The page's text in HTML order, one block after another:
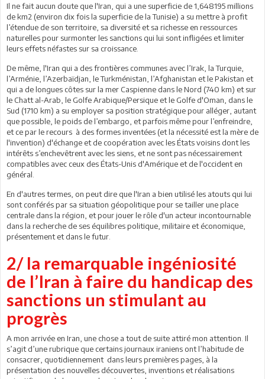
Il ne fait aucun doute que l'Iran, qui a une superficie de 1,648195 millions
de km2 (environ dix fois la superficie de la Tunisie) a su mettre à profit
l’étendue de son territoire, sa diversité et sa richesse en ressources
naturelles pour surmonter les sanctions qui lui sont infligées et limiter
leurs effets néfastes sur sa croissance.
De même, l'Iran qui a des frontières communes avec l’Irak, la Turquie,
l’Arménie, l’Azerbaïdjan, le Turkménistan, l’Afghanistan et le Pakistan et
qui a de longues côtes sur la mer Caspienne dans le Nord (740 km) et sur
le Chatt al-Arab, le Golfe Arabique/Persique et le Golfe d'Oman, dans le
Sud (1710 km) a su employer sa position stratégique pour alléger, autant
que possible, le poids de l’embargo, et parfois même pour l’enfreindre,
et ce par le recours à des formes inventées (et la nécessité est la mère de
l'invention) d'échange et de coopération avec les États voisins dont les
intérêts s’enchevêtrent avec les siens, et ne sont pas nécessairement
compatibles avec ceux des États-Unis d'Amérique et de l'occident en
général.
En d'autres termes, on peut dire que l'Iran a bien utilisé les atouts qui lui
sont conférés par sa situation géopolitique pour se tailler une place
centrale dans la région, et pour jouer le rôle d'un acteur incontournable
dans la recherche de ses équilibres politique, militaire et économique,
présentement et dans le futur.
2/ la remarquable ingéniosité
de l’Iran à faire du handicap des
sanctions un stimulant au
progrès
A mon arrivée en Iran, une chose a tout de suite attiré mon attention. Il
s’agit d’une rubrique que certains journaux iraniens ont l’habitude de
consacrer, quotidiennement dans leurs premières pages, à la
présentation des nouvelles découvertes, inventions et réalisations